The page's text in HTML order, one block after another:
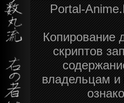
Portal-
Копирование
скриптов
владельцам и